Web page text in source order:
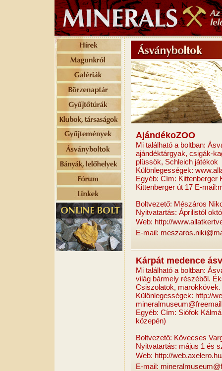
AjándékoZOO
Mi található a boltban:
ajándéktárgyak, csigák-
plüssök, Schleich játékok
Különlegességek:
Egyéb: Cím: Kittenberger
Kittenberger út 17 E-
Boltvezető: Mészáros
Nyitvatartás: Áprilistól
Web: http://
E-mail:
Kárpát medence
Mi található a boltban:
világ bármely részébõl.
Csiszolatok, marokkövek.
Különlegességek: http://
Egyéb: Cím: Siófok
közepén)
Boltvezető: Kövecses
Nyitvatartás: május 1 és
Web: http://
E-mail: